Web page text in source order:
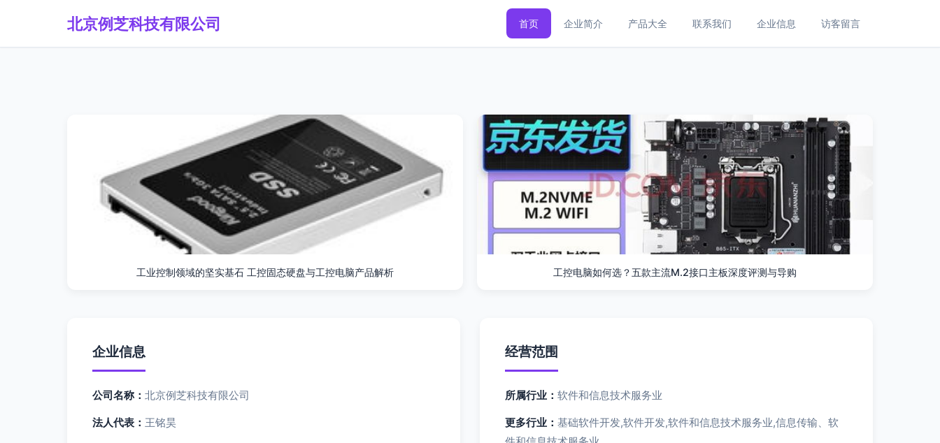
北京例芝科技有限公司 首页 企业简介 产品大全 联系我们 企业信息 访客留言
工业控制领域的坚实基石 工控固态硬盘与工控电脑产品解析 工控电脑如何选？五款主流M.2接口主板深度评测与导购
企业信息
公司名称： 北京例芝科技有限公司
法人代表： 王铭昊
经营范围
所属行业： 软件和信息技术服务业
更多行业： 基础软件开发,软件开发,软件和信息技术服务业,信息传输、软